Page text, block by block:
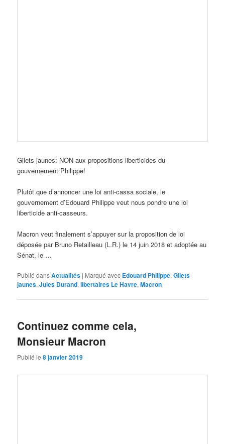
Gilets jaunes: NON aux propositions liberticides du
gouvernement Philippe!
Plutôt que d’annoncer une loi anti-cassa sociale, le
gouvernement d’Edouard Philippe veut nous pondre une loi
liberticide anti-casseurs.
Macron veut finalement s’appuyer sur la proposition de loi
déposée par Bruno Retailleau (L.R.) le 14 juin 2018 et adoptée au
Sénat, le …
Publié dansActualités | Marqué avec Edouard Philippe,Gilets
jaunes,Jules Durand,libertaires Le Havre,Macron
Continuez comme cela,
Monsieur Macron
Publié le8 janvier 2019